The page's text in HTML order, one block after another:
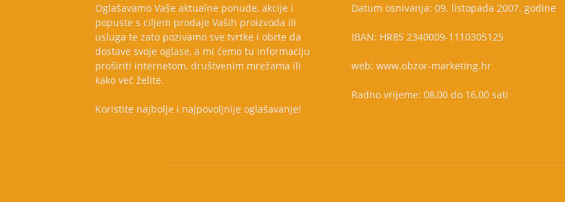
Oglašavamo Vaše aktualne ponude, akcije i
popuste s ciljem prodaje Vaših proizvoda ili
usluga te zato pozivamo sve tvrtke i obrte da
dostave svoje oglase, a mi ćemo tu informaciju
proširiti internetom, društvenim mrežama ili
kako već želite.
Koristite najbolje i najpovoljnije oglašavanje!
Datum osnivanja: 09. listopada 2007. godine
IBAN: HR85 2340009-1110305125
web: www.obzor-marketing.hr
Radno vrijeme: 08,00 do 16,00 sati